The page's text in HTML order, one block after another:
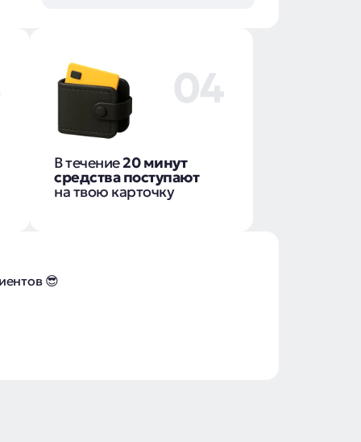
04
В течение20 минут
средства поступают
на твою карточку
😎